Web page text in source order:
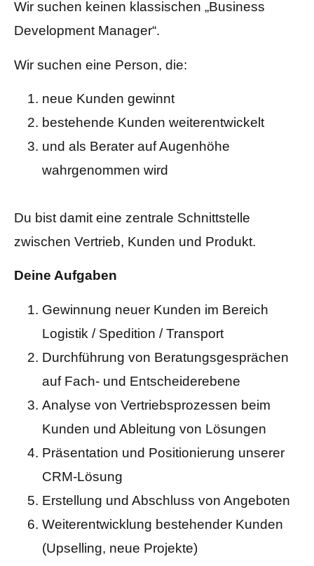
Wir suchen keinen klassischen „Business
Development Manager“.
Wir suchen eine Person, die:
neue Kunden gewinnt
bestehende Kunden weiterentwickelt
und als Berater auf Augenhöhe
wahrgenommen wird
Du bist damit eine zentrale Schnittstelle
zwischen Vertrieb, Kunden und Produkt.
Deine Aufgaben
Gewinnung neuer Kunden im Bereich
Logistik / Spedition / Transport
Durchführung von Beratungsgesprächen
auf Fach- und Entscheiderebene
Analyse von Vertriebsprozessen beim
Kunden und Ableitung von Lösungen
Präsentation und Positionierung unserer
CRM-Lösung
Erstellung und Abschluss von Angeboten
Weiterentwicklung bestehender Kunden
(Upselling, neue Projekte)